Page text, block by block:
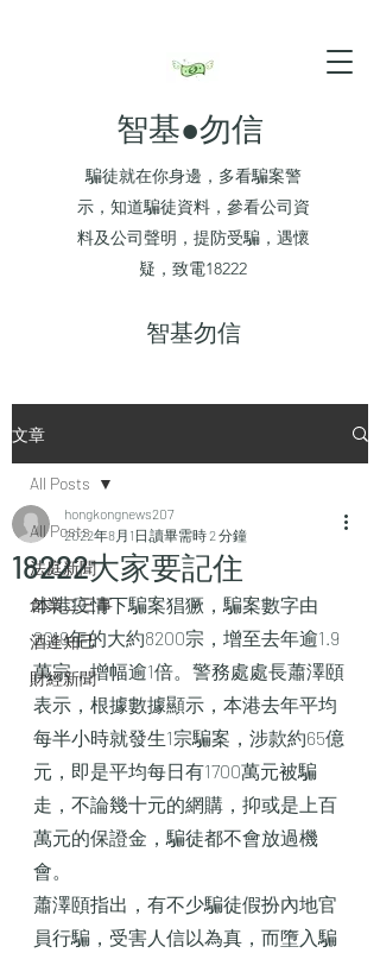
智基●勿信
騙徒就在你身邊，多看騙案警
示，知道騙徒資料，參看公司資
料及公司聲明，提防受騙，遇懷
疑，致電18222
​智基勿信
文章
All Posts
法庭新聞
創業二三事
酒逄知己
財經新聞
All Posts
18222大家要記住
hongkongnews207
2022年8月1日 讀畢需時 2 分鐘
本港疫情下騙案猖獗，騙案數字由
2019年的大約8200宗，增至去年逾1.9
萬宗，增幅逾1倍。警務處處長蕭澤頤
表示，根據數據顯示，本港去年平均
每半小時就發生1宗騙案，涉款約65億
元，即是平均每日有1700萬元被騙
走，不論幾十元的網購，抑或是上百
萬元的保證金，騙徒都不會放過機
會。
蕭澤頤指出，有不少騙徒假扮內地官
員行騙，受害人信以為真，而墮入騙